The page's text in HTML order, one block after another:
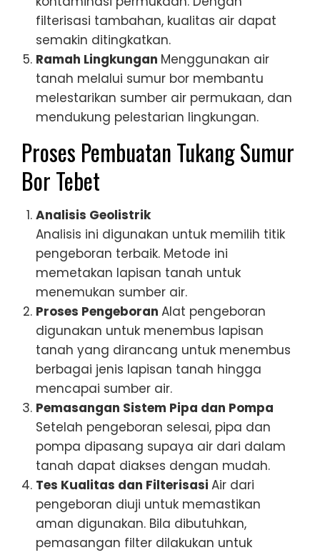
filterisasi tambahan, kualitas air dapat
semakin ditingkatkan.
Ramah Lingkungan Menggunakan air
tanah melalui sumur bor membantu
melestarikan sumber air permukaan, dan
mendukung pelestarian lingkungan.
Proses Pembuatan Tukang Sumur
Bor Tebet
Analisis Geolistrik
Analisis ini digunakan untuk memilih titik
pengeboran terbaik. Metode ini
memetakan lapisan tanah untuk
menemukan sumber air.
Proses Pengeboran Alat pengeboran
digunakan untuk menembus lapisan
tanah yang dirancang untuk menembus
berbagai jenis lapisan tanah hingga
mencapai sumber air.
Pemasangan Sistem Pipa dan Pompa
Setelah pengeboran selesai, pipa dan
pompa dipasang supaya air dari dalam
tanah dapat diakses dengan mudah.
Tes Kualitas dan Filterisasi Air dari
pengeboran diuji untuk memastikan
aman digunakan. Bila dibutuhkan,
pemasangan filter dilakukan untuk